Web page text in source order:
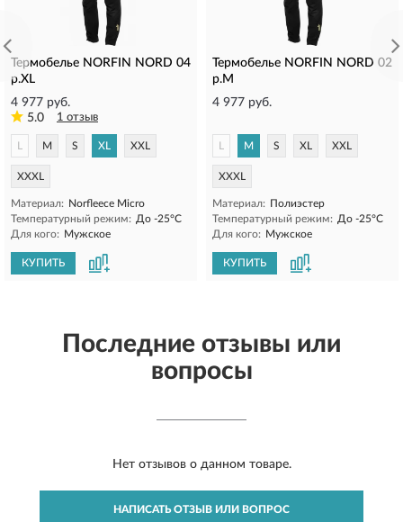
Термобелье NORFIN NORD 04
р.XL
4 977 руб.
5.0
1 отзыв
M S XL XXL
XXXL
Материал: Norfleece Micro
Температурный режим: До -25°C
Для кого: Мужское
КУПИТЬ
Термобелье NORFIN NORD 02
р.M
4 977 руб.
M S XL XXL
XXXL
Материал: Полиэстер
Температурный режим: До -25°C
Для кого: Мужское
КУПИТЬ
Последние отзывы или
вопросы
Нет отзывов о данном товаре.
НАПИСАТЬ ОТЗЫВ ИЛИ ВОПРОС